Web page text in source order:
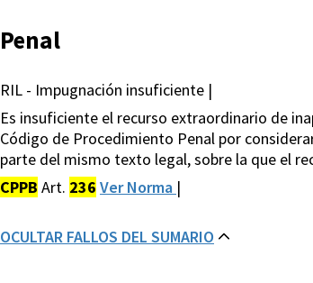
Penal
RIL - Impugnación insuficiente |
Es insuficiente el recurso extraordinario de
Código de Procedimiento Penal por
parte del mismo texto legal, sobre la que el
CPPB Art. 236 Ver Norma |
OCULTAR FALLOS DEL SUMARIO